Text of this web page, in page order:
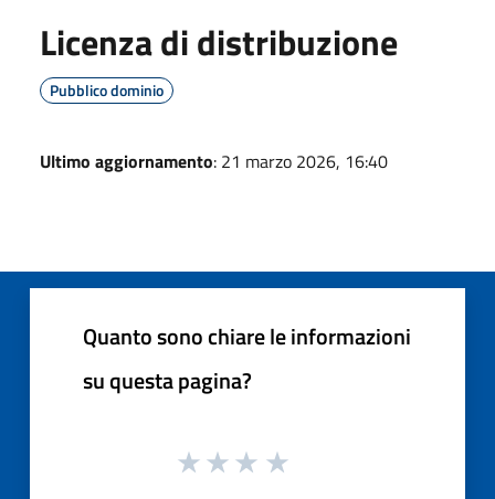
Licenza di distribuzione
Pubblico dominio
Ultimo aggiornamento: 21 marzo 2026, 16:40
Quanto sono chiare le informazioni
su questa pagina?